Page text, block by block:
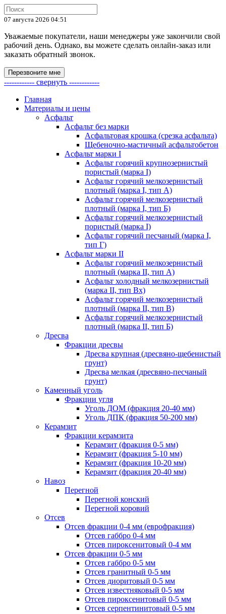
07 августа 2026 04:51
Уважаемые покупатели, наши менеджеры уже закончили свой
рабочий день. Однако, вы можете сделать онлайн-заказ или
заказать обратный звонок.
Перезвоните мне
------------ свернуть ------------
Главная
Материалы и цены
Асфальт
Асфальт без марки
Асфальтовая крошка (срезка асфальта)
Щебеночно-мастичный асфальтобетон
Асфальт марки I
Асфальт горячий крупнозернистый
пористый (марка I)
Асфальт горячий мелкозернистый
плотный (марка I, тип А)
Асфальт горячий мелкозернистый
плотный (марка I, тип Б)
Асфальт горячий мелкозернистый
пористый (марка I)
Асфальт горячий песчаный (марка I,
тип Г)
Асфальт марки II
Асфальт горячий мелкозернистый
плотный (марка II, тип А)
Асфальт холодный мелкозернистый
(марка II, тип Вх)
Асфальт горячий мелкозернистый
плотный (марка II, тип В)
Асфальт горячий мелкозернистый
плотный (марка II, тип Б)
Дресва
Фракции дресвы
Дресва крупная (дресвяно-щебенистый
грунт)
Дресва мелкая (дресвяно-песчаный
грунт)
Каменный уголь
Фракции угля
Уголь ДОМ (фракция 20-40 мм)
Уголь ДПК (фракция 50-200 мм)
Керамзит
Фракции керамзита
Керамзит (фракция 0-5 мм)
Керамзит (фракция 5-10 мм)
Керамзит (фракция 10-20 мм)
Керамзит (фракция 20-40 мм)
Навоз
Перегной
Перегной конский
Перегной коровий
Отсев
Отсев фракции 0-4 мм (еврофракция)
Отсев габбро 0-4 мм
Отсев пироксенитовый 0-4 мм
Отсев фракции 0-5 мм
Отсев габбро 0-5 мм
Отсев гранитный 0-5 мм
Отсев диоритовый 0-5 мм
Отсев известняковый 0-5 мм
Отсев пироксенитовый 0-5 мм
Отсев серпентинитовый 0-5 мм